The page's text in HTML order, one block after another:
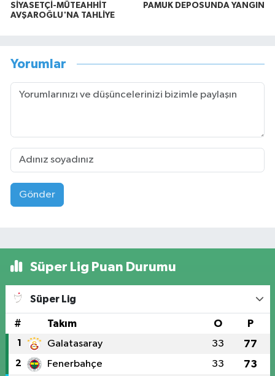
SİYASETÇİ-MÜTEAHHİT
AVŞAROĞLU'NA TAHLİYE
PAMUK DEPOSUNDA YANGIN
Yorumlar
Gönder
Süper Lig Puan Durumu
Süper Lig
# Takım O P
1 Galatasaray 33 77
2 Fenerbahçe 33 73